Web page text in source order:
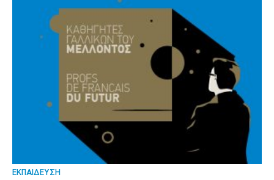
ΕΚΠΑΙΔΕΥΣΗ